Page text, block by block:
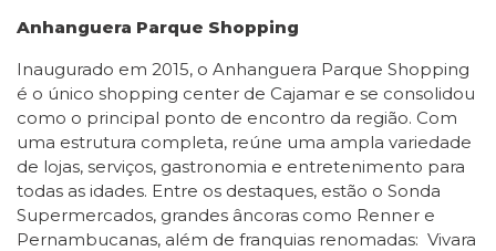
Anhanguera Parque Shopping
Inaugurado em 2015, o Anhanguera Parque Shopping
é o único shopping center de Cajamar e se consolidou
como o principal ponto de encontro da região. Com
uma estrutura completa, reúne uma ampla variedade
de lojas, serviços, gastronomia e entretenimento para
todas as idades. Entre os destaques, estão o Sonda
Supermercados, grandes âncoras como Renner e
Pernambucanas, além de franquias renomadas: Vivara